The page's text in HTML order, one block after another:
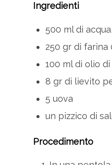
Ingredienti
500 ml di acqua,
250 gr di farina
100 ml di olio
8 gr di lievito
5 uova
un pizzico di
Procedimento